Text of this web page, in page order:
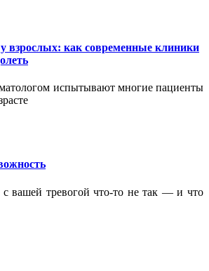
взрослых: как современные клиники
испытывают многие пациенты
с вашей тревогой что-то не так — и что